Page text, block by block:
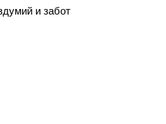
и забот